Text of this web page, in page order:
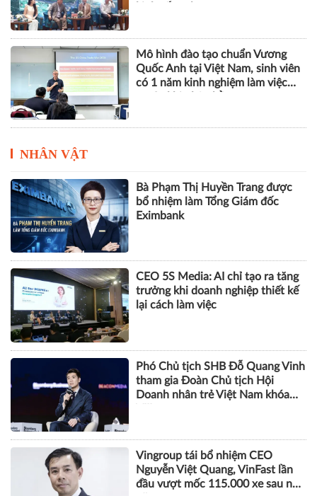
Mô hình đào tạo chuẩn Vương
Quốc Anh tại Việt Nam, sinh viên
có 1 năm kinh nghiệm làm việc
NHÂN VẬT
Bà Phạm Thị Huyền Trang được
bổ nhiệm làm Tổng Giám đốc
Eximbank
CEO 5S Media: AI chỉ tạo ra tăng
trưởng khi doanh nghiệp thiết kế
lại cách làm việc
Phó Chủ tịch SHB Đỗ Quang Vinh
tham gia Đoàn Chủ tịch Hội
Doanh nhân trẻ Việt Nam khóa
Vingroup tái bổ nhiệm CEO
Nguyễn Việt Quang, VinFast lần
đầu vượt mốc 115.000 xe sau nửa